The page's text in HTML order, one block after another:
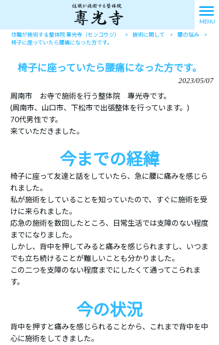
MENU
住職が施術する整体院 專光寺（センコウジ） > 施術に関して > 腰の悩み
>
椅子に座っていたら腰痛になった方です。
椅子に座っていたら腰痛になった方です。
2023/05/07
周南市 お寺で施術を行う整体院 專光寺です。
(周南市、山口市、下松市で出張整体を行っています。)
70代男性です。
来ていただきました。
今までの経緯
椅子に座って友達と話をしていたら、急に腰に痛みを感じら
れました。
私が施術をしていることを知っていたので、すぐに施術を受
けに来られました。
応急の施術を数回したところ、日常生活では支障のない程度
までになりました。
しかし、背中を押してみると痛みを感じられますし、いつま
でも立ち続けることが難しいことも分かりました。
この二つを支障のない程度までにしたくて通ってこられま
す。
今の状況
背中を押すと痛みを感じられることから、これまで背中を中
心に施術をしてきました。